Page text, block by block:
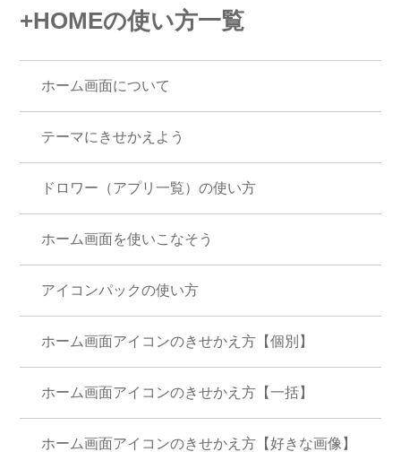
+HOMEの使い方一覧
ホーム画面について
テーマにきせかえよう
ドロワー（アプリ一覧）の使い方
ホーム画面を使いこなそう
アイコンパックの使い方
ホーム画面アイコンのきせかえ方【個別】
ホーム画面アイコンのきせかえ方【一括】
ホーム画面アイコンのきせかえ方【好きな画像】